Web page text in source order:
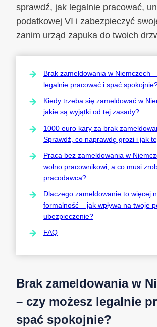
sprawdź, jak legalnie pracować,
podatkowej VI i zabezpieczyć
zanim urząd zapuka do twoich
Brak zameldowania w Niemczech
legalnie pracować i spać
Kiedy trzeba się zameldować w
jakie są wyjątki od tej zasady?
1000 euro kary za brak
Sprawdź, co naprawdę grozi i jak
Praca bez zameldowania w
wolno pracownikowi, a co musi
pracodawca?
Dlaczego zameldowanie to więcej
formalność – jak wpływa na twoje
ubezpieczenie?
FAQ
Brak zameldowania w
– czy możesz legalnie
spać spokojnie?